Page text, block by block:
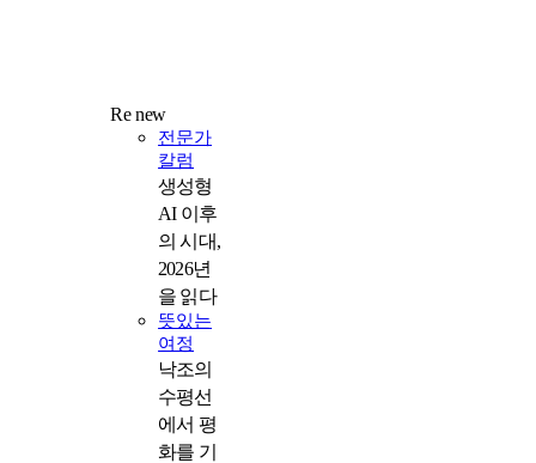
Re new
전문가
칼럼
생성형
AI 이후
의 시대,
2026년
을 읽다
뜻있는
여정
낙조의
수평선
에서 평
화를 기